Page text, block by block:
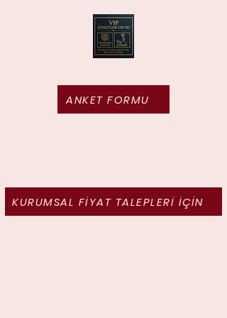
ANKET FORMU
KURUMSAL FİYAT TALEPLERİ İÇİN